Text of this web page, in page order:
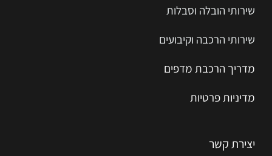
שירותי הובלה וסבלות
שירותי הרכבה וקיבועים
מדריך הרכבת מדפים
מדיניות פרטיות
יצירת קשר